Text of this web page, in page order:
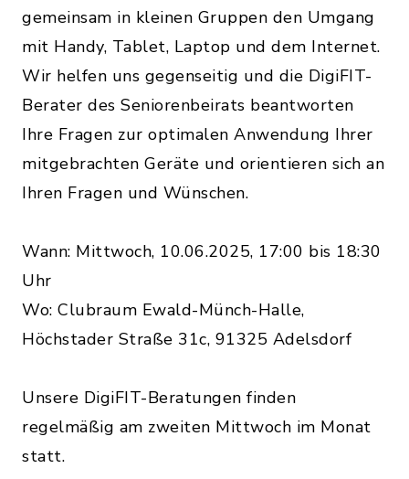
gemeinsam in kleinen Gruppen den Umgang
mit Handy, Tablet, Laptop und dem Internet.
Wir helfen uns gegenseitig und die DigiFIT-
Berater des Seniorenbeirats beantworten
Ihre Fragen zur optimalen Anwendung Ihrer
mitgebrachten Geräte und orientieren sich an
Ihren Fragen und Wünschen.
Wann: Mittwoch, 10.06.2025, 17:00 bis 18:30
Uhr
Wo: Clubraum Ewald-Münch-Halle,
Höchstader Straße 31c, 91325 Adelsdorf
Unsere DigiFIT-Beratungen finden
regelmäßig am zweiten Mittwoch im Monat
statt.